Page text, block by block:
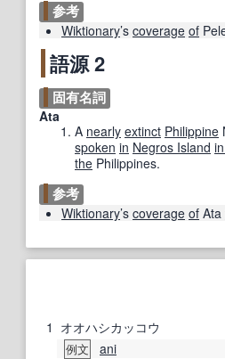
参考
Wiktionary’s coverage of
語源 2
固有名詞
Ata
A nearly extinct Philippine
spoken in Negros Island
the Philippines.
参考
Wiktionary’s coverage of Ata
1 オオハシカッコウ
例文 ani